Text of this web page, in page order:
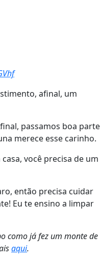
afinal, um
passamos boa parte
merece esse carinho.
você precisa de um
então precisa cuidar
Eu te ensino a limpar
como já fez um monte de
aqui.